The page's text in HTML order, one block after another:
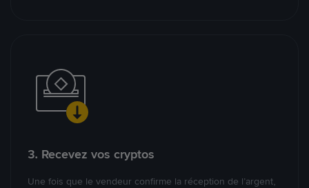
3. Recevez vos cryptos
Une fois que le vendeur confirme la réception de l’argent,